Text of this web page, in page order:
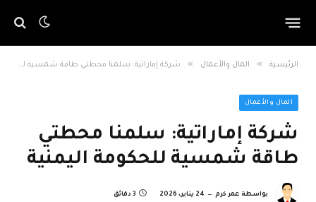
الرئيسية » المال والأعمال » شركة إماراتية: سلمنا محطتي طاقة شمسية للحكومة اليمنية
المال والأعمال
شركة إماراتية: سلمنا محطتي
طاقة شمسية للحكومة اليمنية
بواسطة عمر كرم 24 يناير، 2026 3 دقائق